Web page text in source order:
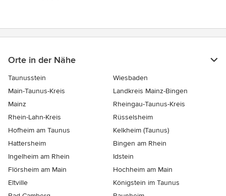
Orte in der Nähe
Taunusstein
Wiesbaden
Main-Taunus-Kreis
Landkreis Mainz-Bingen
Mainz
Rheingau-Taunus-Kreis
Rhein-Lahn-Kreis
Rüsselsheim
Hofheim am Taunus
Kelkheim (Taunus)
Hattersheim
Bingen am Rhein
Ingelheim am Rhein
Idstein
Flörsheim am Main
Hochheim am Main
Eltville
Königstein im Taunus